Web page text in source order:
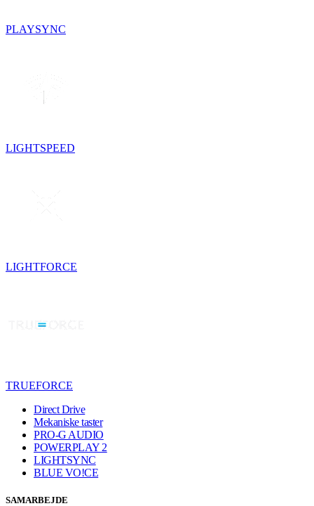
PLAYSYNC
LIGHTSPEED
LIGHTFORCE
TRUEFORCE
Direct Drive
Mekaniske taster
PRO-G AUDIO
POWERPLAY 2
LIGHTSYNC
BLUE VO!CE
SAMARBEJDE